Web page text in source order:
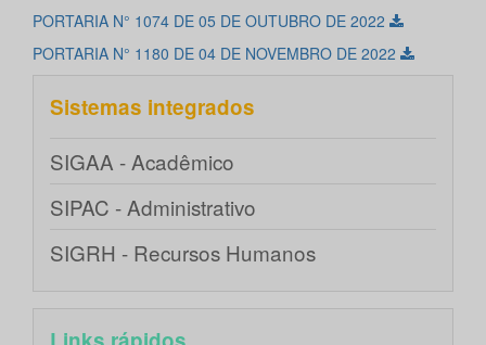
PORTARIA N° 1074 DE 05 DE OUTUBRO DE 2022
PORTARIA N° 1180 DE 04 DE NOVEMBRO DE 2022
Sistemas integrados
SIGAA - Acadêmico
SIPAC - Administrativo
SIGRH - Recursos Humanos